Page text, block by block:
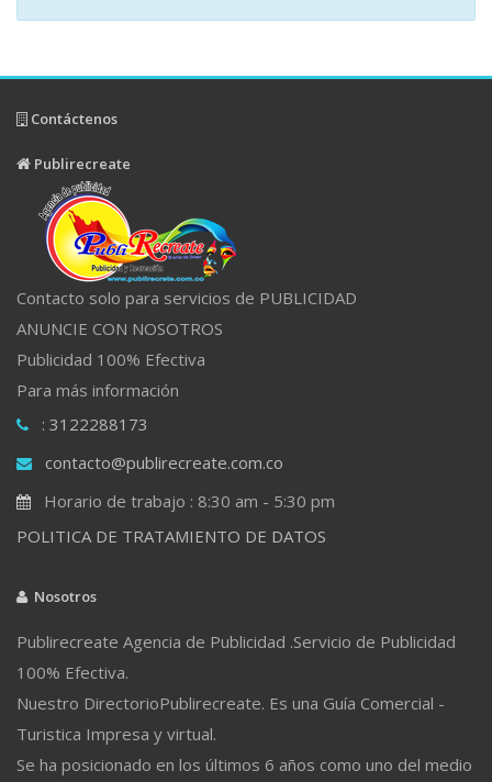
Contáctenos
Publirecreate
Contacto solo para servicios de PUBLICIDAD
ANUNCIE CON NOSOTROS
Publicidad 100% Efectiva
Para más información
: 3122288173
contacto@publirecreate.com.co
Horario de trabajo : 8:30 am - 5:30 pm
POLITICA DE TRATAMIENTO DE DATOS
Nosotros
Publirecreate Agencia de Publicidad .Servicio de Publicidad
100% Efectiva.
Nuestro DirectorioPublirecreate. Es una Guía Comercial -
Turistica Impresa y virtual.
Se ha posicionado en los últimos 6 años como uno del medio